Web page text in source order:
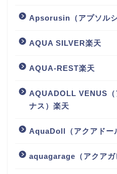
Apsorusin（アプソル
AQUA SILVER楽天
AQUA-REST楽天
AQUADOLL VENUS（
ナス）楽天
AquaDoll（アクアドー
aquagarage（アクアガ